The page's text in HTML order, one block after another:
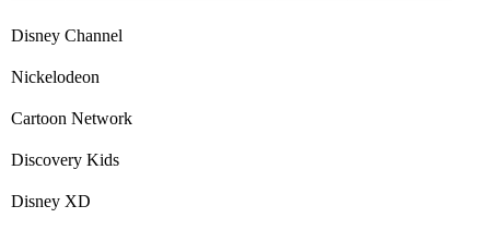
Disney Channel
Nickelodeon
Cartoon Network
Discovery Kids
Disney XD